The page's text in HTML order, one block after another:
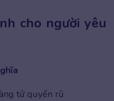
cho người yêu
tử quyến rũ